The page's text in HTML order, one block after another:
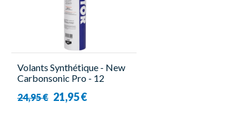
Volants Synthétique - New
Carbonsonic Pro - 12
24,95 € 21,95 €